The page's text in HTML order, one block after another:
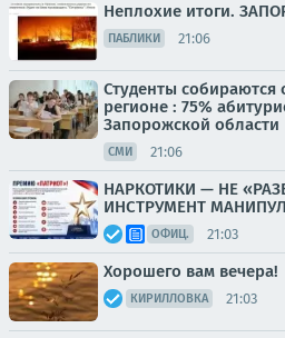
Неплохие итоги.
ПАБЛИКИ 21:06
Студенты собираются
регионе : 75%
Запорожской области
СМИ 21:06
НАРКОТИКИ — НЕ
ИНСТРУМЕНТ
ОФИЦ. 21:03
Хорошего вам вечера!
КИРИЛЛОВКА 21:03